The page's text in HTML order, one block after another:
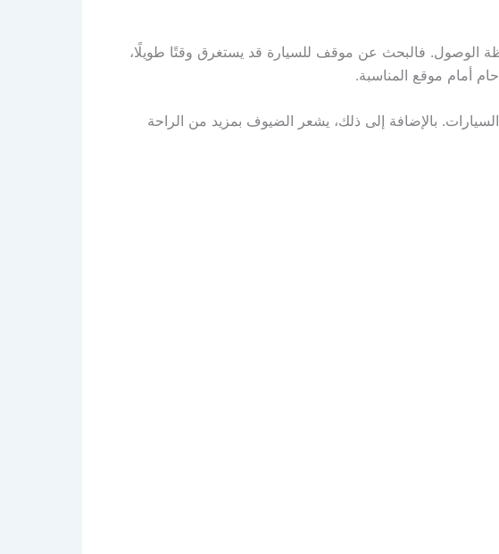
الوصول. فالبحث عن موقف للسيارة قد يستغرق وقتًا طويلًا،
أمام موقع المناسبة.
بالإضافة إلى ذلك، يشعر الضيوف بمزيد من الراحة